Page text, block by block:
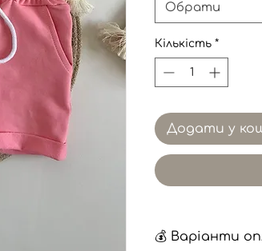
Обрати
Кількість *
Додати у
💰 Варіанти